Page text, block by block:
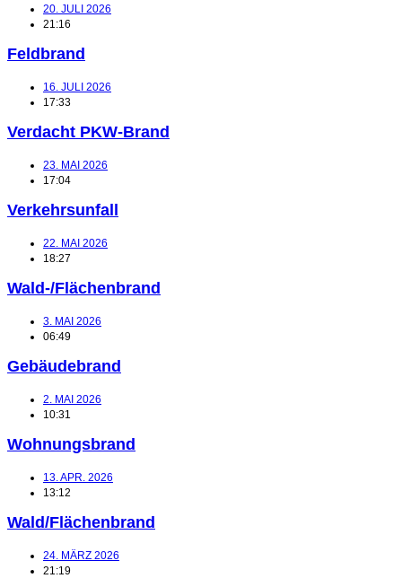
20. JULI 2026
21:16
Feldbrand
16. JULI 2026
17:33
Verdacht PKW-Brand
23. MAI 2026
17:04
Verkehrsunfall
22. MAI 2026
18:27
Wald-/Flächenbrand
3. MAI 2026
06:49
Gebäudebrand
2. MAI 2026
10:31
Wohnungsbrand
13. APR. 2026
13:12
Wald/Flächenbrand
24. MÄRZ 2026
21:19